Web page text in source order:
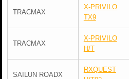
TRACMAX
X-PRIVILO
TX9
TRACMAX
X-PRIVILO
H/T
SAILUN ROADX
RXQUEST